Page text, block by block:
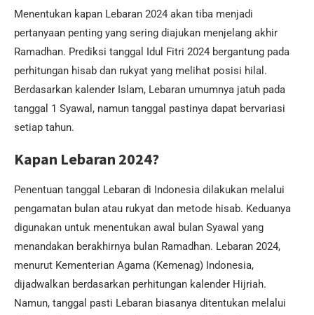
Menentukan kapan Lebaran 2024 akan tiba menjadi
pertanyaan penting yang sering diajukan menjelang akhir
Ramadhan. Prediksi tanggal Idul Fitri 2024 bergantung pada
perhitungan hisab dan rukyat yang melihat posisi hilal.
Berdasarkan kalender Islam, Lebaran umumnya jatuh pada
tanggal 1 Syawal, namun tanggal pastinya dapat bervariasi
setiap tahun.
Kapan Lebaran 2024?
Penentuan tanggal Lebaran di Indonesia dilakukan melalui
pengamatan bulan atau rukyat dan metode hisab. Keduanya
digunakan untuk menentukan awal bulan Syawal yang
menandakan berakhirnya bulan Ramadhan. Lebaran 2024,
menurut Kementerian Agama (Kemenag) Indonesia,
dijadwalkan berdasarkan perhitungan kalender Hijriah.
Namun, tanggal pasti Lebaran biasanya ditentukan melalui